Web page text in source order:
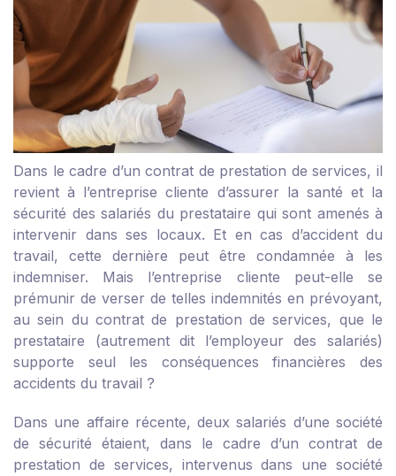
Dans le cadre d’un contrat de prestation de services, il
revient à l’entreprise cliente d’assurer la santé et la
sécurité des salariés du prestataire qui sont amenés à
intervenir dans ses locaux. Et en cas d’accident du
travail, cette dernière peut être condamnée à les
indemniser. Mais l’entreprise cliente peut-elle se
prémunir de verser de telles indemnités en prévoyant,
au sein du contrat de prestation de services, que le
prestataire (autrement dit l’employeur des salariés)
supporte seul les conséquences financières des
accidents du travail ?
Dans une affaire récente, deux salariés d’une société
de sécurité étaient, dans le cadre d’un contrat de
prestation de services, intervenus dans une société